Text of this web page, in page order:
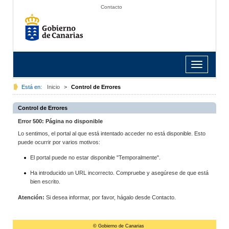
Contacto
Toggle
navigation
Está en: Inicio > Control de Errores
Control de Errores
Error 500: Página no disponible
Lo sentimos, el portal al que está intentado acceder no está disponible. Esto
puede ocurrir por varios motivos:
El portal puede no estar disponible "Temporalmente".
Ha introducido un URL incorrecto. Compruebe y asegúrese de que está
bien escrito.
Atención: Si desea informar, por favor, hágalo desde Contacto.
© Gobierno de Canarias